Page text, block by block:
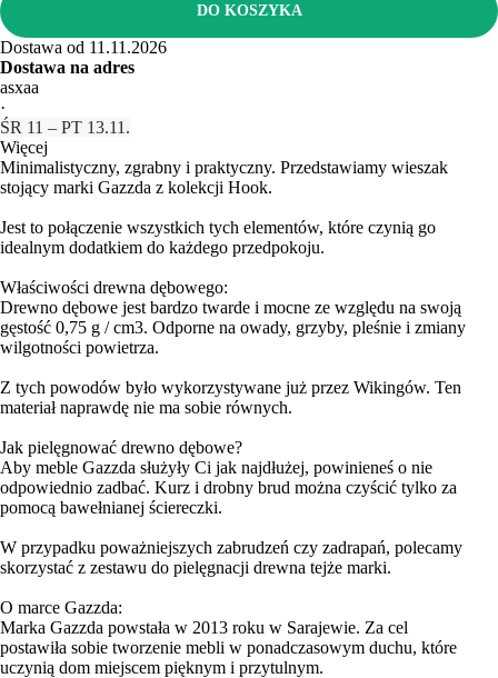
DO KOSZYKA
Dostawa od 11.11.2026
Dostawa na adres
asxaa
·
ŚR 11 – PT 13.11.
Więcej
Minimalistyczny, zgrabny i praktyczny. Przedstawiamy wieszak
stojący marki Gazzda z kolekcji Hook.
Jest to połączenie wszystkich tych elementów, które czynią go
idealnym dodatkiem do każdego przedpokoju.
Właściwości drewna dębowego:
Drewno dębowe jest bardzo twarde i mocne ze względu na swoją
gęstość 0,75 g / cm3. Odporne na owady, grzyby, pleśnie i zmiany
wilgotności powietrza.
Z tych powodów było wykorzystywane już przez Wikingów. Ten
materiał naprawdę nie ma sobie równych.
Jak pielęgnować drewno dębowe?
Aby meble Gazzda służyły Ci jak najdłużej, powinieneś o nie
odpowiednio zadbać. Kurz i drobny brud można czyścić tylko za
pomocą bawełnianej ściereczki.
W przypadku poważniejszych zabrudzeń czy zadrapań, polecamy
skorzystać z zestawu do pielęgnacji drewna tejże marki.
O marce Gazzda:
Marka Gazzda powstała w 2013 roku w Sarajewie. Za cel
postawiła sobie tworzenie mebli w ponadczasowym duchu, które
uczynią dom miejscem pięknym i przytulnym.